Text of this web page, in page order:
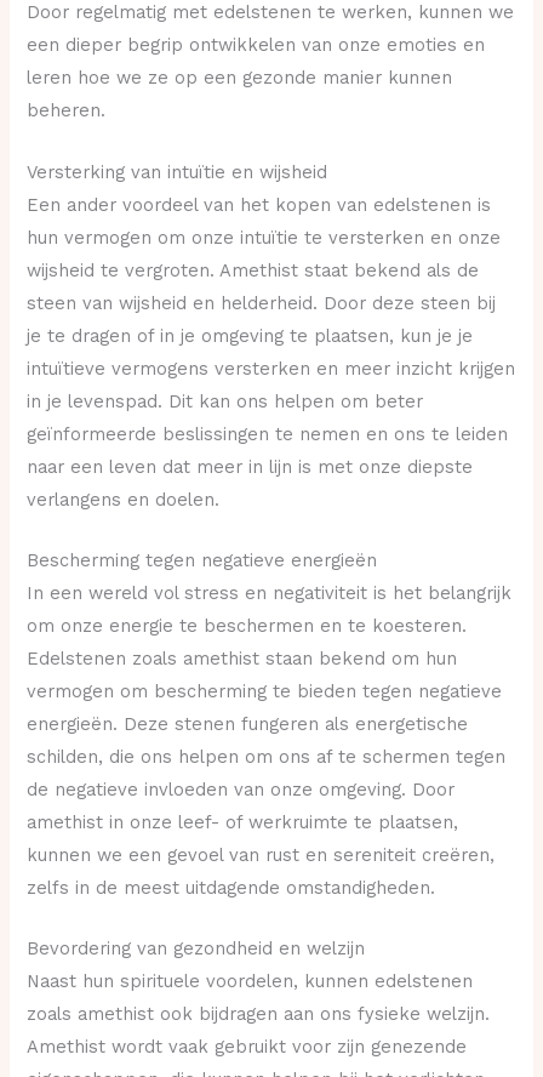
Door regelmatig met edelstenen te werken, kunnen we
een dieper begrip ontwikkelen van onze emoties en
leren hoe we ze op een gezonde manier kunnen
beheren.
Versterking van intuïtie en wijsheid
Een ander voordeel van het kopen van edelstenen is
hun vermogen om onze intuïtie te versterken en onze
wijsheid te vergroten. Amethist staat bekend als de
steen van wijsheid en helderheid. Door deze steen bij
je te dragen of in je omgeving te plaatsen, kun je je
intuïtieve vermogens versterken en meer inzicht krijgen
in je levenspad. Dit kan ons helpen om beter
geïnformeerde beslissingen te nemen en ons te leiden
naar een leven dat meer in lijn is met onze diepste
verlangens en doelen.
Bescherming tegen negatieve energieën
In een wereld vol stress en negativiteit is het belangrijk
om onze energie te beschermen en te koesteren.
Edelstenen zoals amethist staan bekend om hun
vermogen om bescherming te bieden tegen negatieve
energieën. Deze stenen fungeren als energetische
schilden, die ons helpen om ons af te schermen tegen
de negatieve invloeden van onze omgeving. Door
amethist in onze leef- of werkruimte te plaatsen,
kunnen we een gevoel van rust en sereniteit creëren,
zelfs in de meest uitdagende omstandigheden.
Bevordering van gezondheid en welzijn
Naast hun spirituele voordelen, kunnen edelstenen
zoals amethist ook bijdragen aan ons fysieke welzijn.
Amethist wordt vaak gebruikt voor zijn genezende